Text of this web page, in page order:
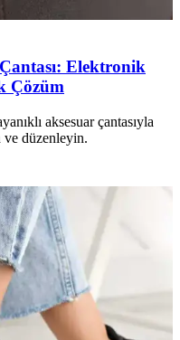
Elektronik
Çözüm
aksesuar çantasıyla
ve düzenleyin.